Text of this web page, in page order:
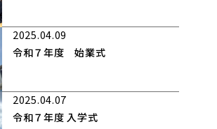
2025.04.09
令和７年度 始業式
2025.04.07
令和７年度 入学式